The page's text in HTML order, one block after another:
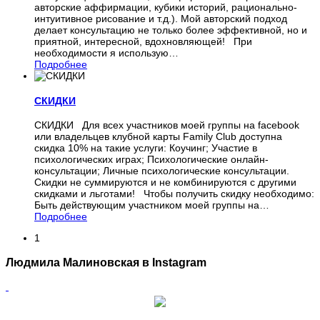
авторские аффирмации, кубики историй, рационально-
интуитивное рисование и т.д.). Мой авторский подход
делает консультацию не только более эффективной, но и
приятной, интересной, вдохновляющей! При
необходимости я использую
Подробнее
СКИДКИ
СКИДКИ Для всех участников моей группы на facebook
или владельцев клубной карты Family Club доступна
скидка 10% на такие услуги: Коучинг; Участие в
психологических играх; Психологические онлайн-
консультации; Личные психологические консультации.
Скидки не суммируются и не комбинируются с другими
скидками и льготами! Чтобы получить скидку необходимо:
Быть действующим участником моей группы на…
Подробнее
1
Людмила Малиновская в Instagram